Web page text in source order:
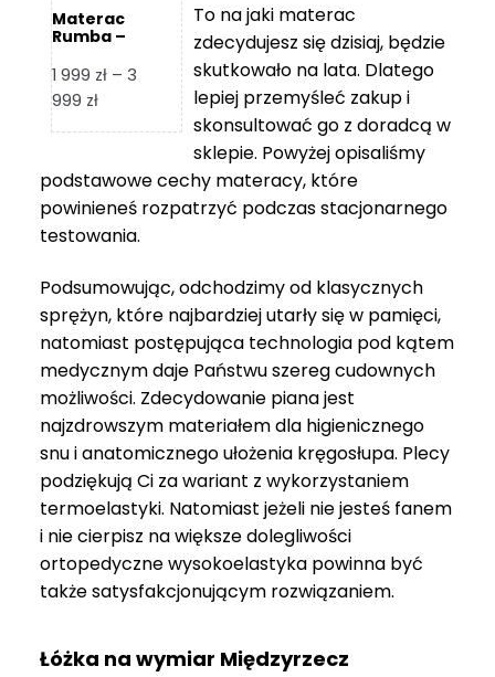
Materac
Rumba –
1 999 zł – 3
999 złZakres
1
999 zł
do
To na jaki materac
zdecydujesz się dzisiaj, będzie
skutkowało na lata. Dlatego
lepiej przemyśleć zakup i
skonsultować go z doradcą w
sklepie. Powyżej opisaliśmy
podstawowe cechy materacy, które
powinieneś rozpatrzyć podczas stacjonarnego
testowania.
Podsumowując, odchodzimy od klasycznych
sprężyn, które najbardziej utarły się w pamięci,
natomiast postępująca technologia pod kątem
medycznym daje Państwu szereg cudownych
możliwości. Zdecydowanie piana jest
najzdrowszym materiałem dla higienicznego
snu i anatomicznego ułożenia kręgosłupa. Plecy
podziękują Ci za wariant z wykorzystaniem
termoelastyki. Natomiast jeżeli nie jesteś fanem
i nie cierpisz na większe dolegliwości
ortopedyczne wysokoelastyka powinna być
także satysfakcjonującym rozwiązaniem.
Łóżka na wymiar Międzyrzecz